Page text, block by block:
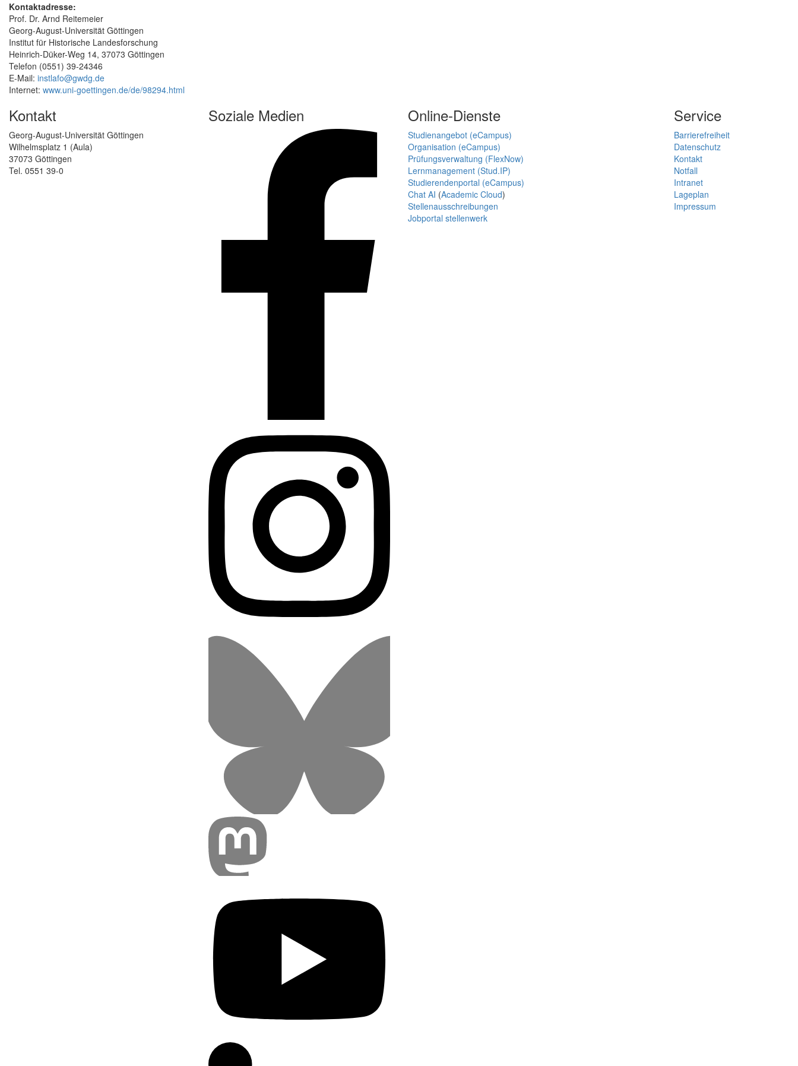
Kontaktadresse:
Prof. Dr. Arnd Reitemeier
Georg-August-Universität Göttingen
Institut für Historische Landesforschung
Heinrich-Düker-Weg 14, 37073 Göttingen
Telefon (0551) 39-24346
E-Mail: instlafo@gwdg.de
Internet: www.uni-goettingen.de/de/98294.html
Kontakt
Georg-August-Universität Göttingen
Wilhelmsplatz 1 (Aula)
37073 Göttingen
Tel. 0551 39-0
Soziale Medien Online-Dienste
Studienangebot (eCampus)
Organisation (eCampus)
Prüfungsverwaltung (FlexNow)
Lernmanagement (Stud.IP)
Studierendenportal (eCampus)
Chat AI (Academic Cloud)
Stellenausschreibungen
Jobportal stellenwerk
Service
Barrierefreiheit
Datenschutz
Kontakt
Notfall
Intranet
Lageplan
Impressum